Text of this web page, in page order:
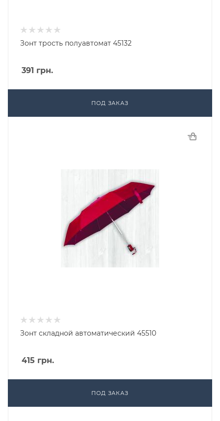
Зонт трость полуавтомат 45132
391 грн.
ПОД ЗАКАЗ
Зонт складной автоматический 45510
415 грн.
ПОД ЗАКАЗ